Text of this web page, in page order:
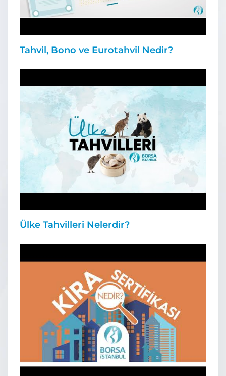
Tahvil, Bono ve Eurotahvil Nedir?
Ülke Tahvilleri Nelerdir?